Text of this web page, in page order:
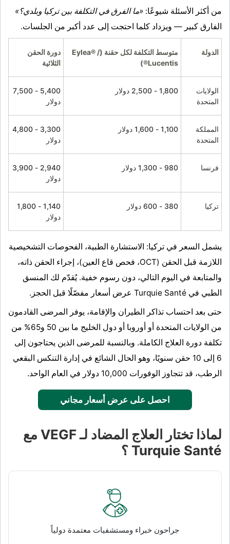
من أكثر الأسئلة شيوعًا: «ما الفرق في التكلفة بين تركيا وبلدي؟»
الفارق كبير — ويزداد كلما احتجت إلى عدد أكبر من الجلسات.
الدولة
متوسط التكلفة لكل حقنة (Eylea® /
Lucentis®)
دورة الحقن
الثلاثية
الولايات
المتحدة
1,800 - 2,500 دولار
5,400 - 7,500
دولار
المملكة
المتحدة
1,100 - 1,600 دولار
3,300 - 4,800
دولار
فرنسا 980 - 1,300 دولار
2,940 - 3,900
دولار
تركيا 380 - 600 دولار
1,140 - 1,800
دولار
يشمل السعر في تركيا: الاستشارة الطبية، الفحوصات التشخيصية
اللازمة قبل الحقن (OCT، فحص قاع العين)، إجراء الحقن ذاته،
والمتابعة في اليوم التالي، دون رسوم خفية. يُقدّم لك المنسق
الطبي في Turquie Santé عرض أسعار مفصّلًا قبل الحجز.
حتى بعد احتساب تذاكر الطيران والإقامة، يوفر المرضى القادمون
من الولايات المتحدة أو أوروبا أو دول الخليج ما بين 50 و65% من
تكلفة دورة العلاج الكاملة. وبالنسبة للمرضى الذين يحتاجون إلى
6 إلى 10 حقن سنويًا، وهو الحال الشائع في إدارة التنكس البقعي
الرطب، قد تتجاوز الوفورات 10,000 دولار في العام الواحد.
احصل على عرض أسعار مجاني
لماذا تختار العلاج المضاد لـ VEGF مع
Turquie Santé ؟
جراحون خبراء ومستشفيات معتمدة دولياً